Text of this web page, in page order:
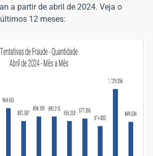
a partir de abril de 2024. Veja o
12 meses: